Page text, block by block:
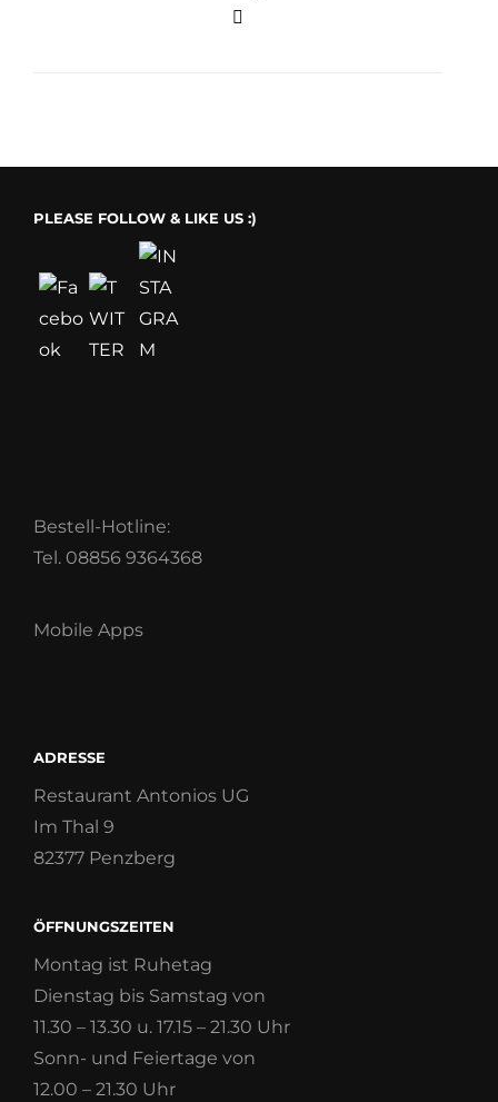
PLEASE FOLLOW & LIKE US :)
Bestell-Hotline:
Tel. 08856 9364368
Mobile Apps
ADRESSE
Restaurant Antonios UG
Im Thal 9
82377 Penzberg
ÖFFNUNGSZEITEN
Montag ist Ruhetag
Dienstag bis Samstag von
11.30 – 13.30 u. 17.15 – 21.30 Uhr
Sonn- und Feiertage von
12.00 – 21.30 Uhr